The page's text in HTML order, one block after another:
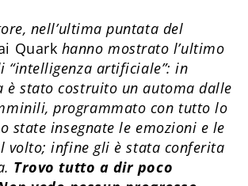
nell’ultima puntata del
Quark hanno mostrato l’ultimo
“intelligenza artificiale”: in
è stato costruito un automa dalle
programmato con tutto lo
state insegnate le emozioni e le
volto; infine gli è stata conferita
Trovo tutto a dir poco